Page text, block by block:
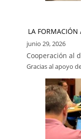
LA FORMACIÓN
junio 29, 2026
Cooperación al
Gracias al apoyo